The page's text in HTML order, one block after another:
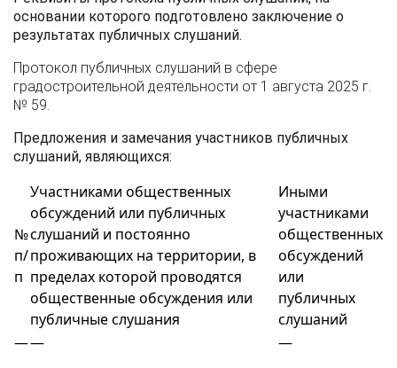
основании которого подготовлено заключение о
результатах публичных слушаний.
Протокол публичных слушаний в сфере
градостроительной деятельности от 1 августа 2025 г.
№ 59.
Предложения и замечания участников публичных
слушаний, являющихся:
№
п/
п
Участниками общественных
обсуждений или публичных
слушаний и постоянно
проживающих на территории, в
пределах которой проводятся
общественные обсуждения или
публичные слушания
Иными
участниками
общественных
обсуждений
или
публичных
слушаний
—— —